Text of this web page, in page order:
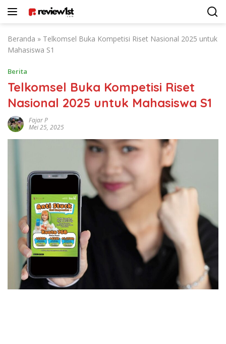
Beranda » Telkomsel Buka Kompetisi Riset Nasional 2025 untuk
Mahasiswa S1
Berita
Telkomsel Buka Kompetisi Riset
Nasional 2025 untuk Mahasiswa S1
Fajar P
Mei 25, 2025